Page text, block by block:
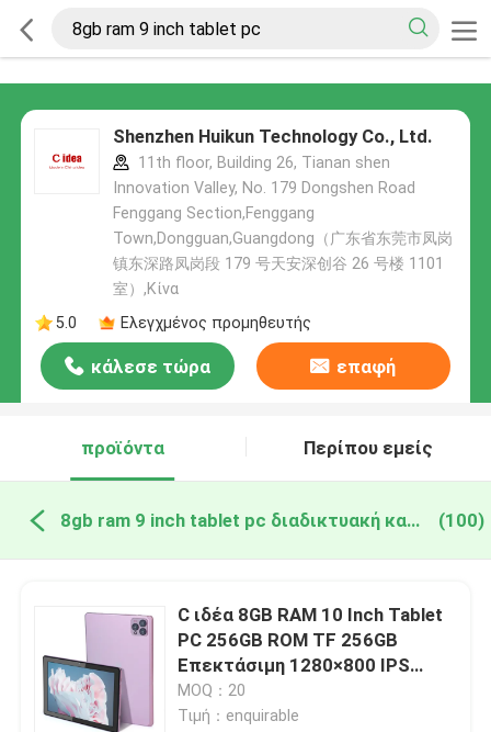
Shenzhen Huikun Technology Co., Ltd.
11th floor, Building 26, Tianan shen
Innovation Valley, No. 179 Dongshen Road
Fenggang Section,Fenggang
Town,Dongguan,Guangdong（广东省东莞市凤岗
镇东深路凤岗段 179 号天安深创谷 26 号楼 1101
室）,Κίνα
5.0
Ελεγχμένος προμηθευτής
κάλεσε τώρα επαφή
προϊόντα Περίπου εμείς
8gb ram 9 inch tablet pc διαδικτυακή κατασκευή (100)
C ιδέα 8GB RAM 10 Inch Tablet
PC 256GB ROM TF 256GB
Επεκτάσιμη 1280×800 IPS
Ηθόνη 10000mAh μπαταρία CM
8000plus
MOQ：20
Τιμή：enquirable